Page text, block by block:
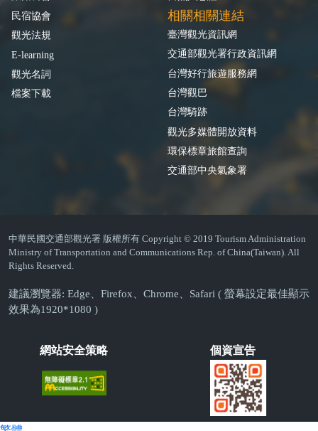
民宿協會
觀光法規
E-learning
觀光名詞
檔案下載
相關相關連結
臺灣觀光資訊網
交通部觀光署行政資訊網
台灣好行旅遊服務網
台灣觀巴
台灣騎跡
觀光多媒體開放資料
環保標章旅館查詢
交通部中央氣象署
中華民國交通部觀光署 版權所有 Copyright © 2019 Tourism Administration
Ministry of Transportation and Communications Rep. of China(Taiwan). All
Rights Reserved.
建議瀏覽器: Edge、Firefox、Chrome、Safari ( 螢幕設定最佳顯示
效果為1920*1080 )
網站安全策略 個資宣告